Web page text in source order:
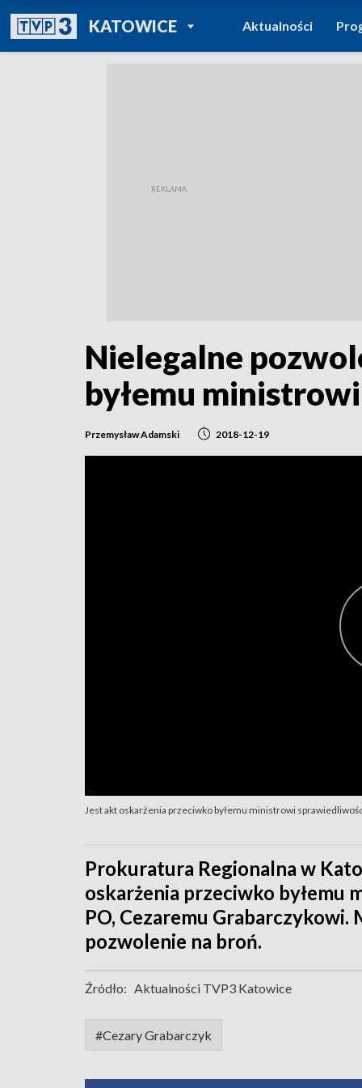
KATOWICEPOWRÓT DO
TVP REGIONY
Aktualności
Nielegalne
byłemu ministrowi
Przemysław Adamski 2018-12-19
Jest akt oskarżenia przeciwko byłemu ministrowi
Prokuratura Regionalna w
oskarżenia przeciwko byłemu
PO, Cezaremu Grabarczykowi.
pozwolenie na broń.
Źródło: Aktualności TVP3 Katowice
#Cezary Grabarczyk